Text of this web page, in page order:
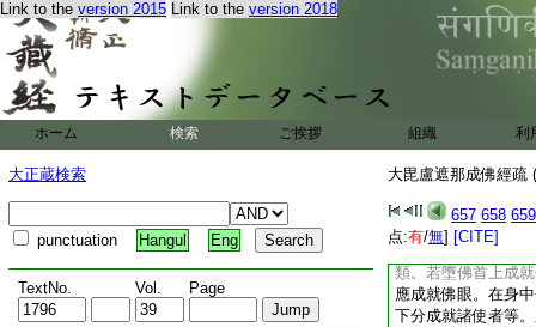
Link to the version 2015 Link to the version 2018
ホーム 検索 ご挨拶 組織 利
大正蔵検索
punctuation Hangul Eng
TextNo. Vol. Page
大毘盧遮那成佛經疏
657 658 659
点:有/無] [CITE]
知即是行人。往昔
方便門進趣修行也
梨應作是言。我某
子入。隨其福徳種
觀此妙漫荼羅。深
明尊等同共加護。
前。是故堅持三昧
習。次令弟子以香
即於道場授與本眞
引餘人入。凡阿闍
類。若墮佛首上成
應成就佛眼。在身
下分成就諸使者等